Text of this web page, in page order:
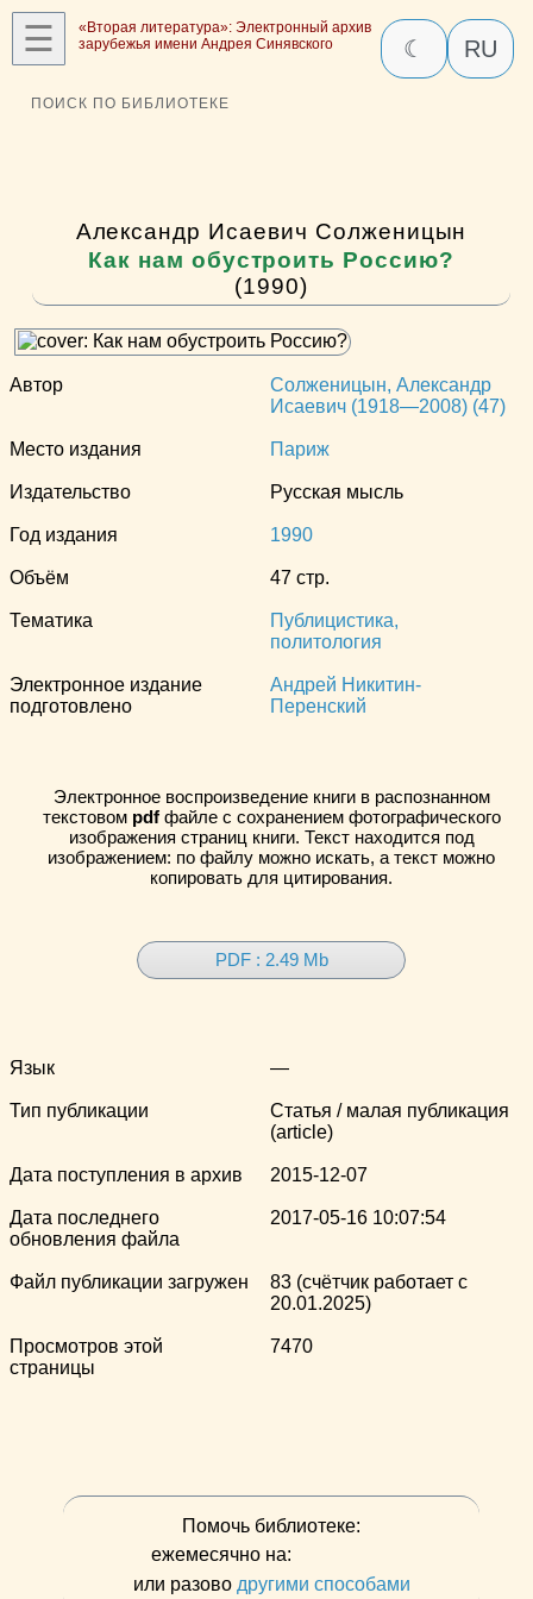
☰
«Вторая литература»: Электронный архив
зарубежья имени Андрея Синявского
☾ RU
ПОИСК ПО БИБЛИОТЕКЕ
Александр Исаевич Солженицын
Как нам обустроить Россию?
(1990)
Автор
Солженицын, Александр
Исаевич (1918—2008) (47)
Место издания Париж
Издательство Русская мысль
Год издания 1990
Объём 47 стр.
Тематика
Публицистика,
политология
Электронное издание
подготовлено
Андрей Никитин-
Перенский
Электронное воспроизведение книги в распознанном
текстовом pdfфайле с сохранением фотографического
изображения страниц книги. Текст находится под
изображением: по файлу можно искать, а текст можно
копировать для цитирования.
PDF : 2.49 Mb
Язык —
Тип публикации
Статья / малая публикация
(article)
Дата поступления в архив 2015-12-07
Дата последнего
обновления файла
2017-05-16 10:07:54
Файл публикации загружен
83 (счётчик работает с
20.01.2025)
Просмотров этой
страницы
7470
Помочь библиотеке:
ежемесячно на:
или разово другими способами